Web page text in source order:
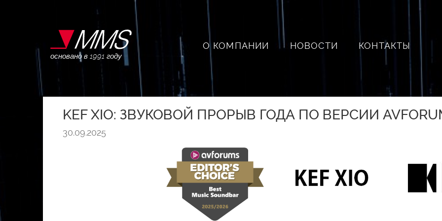
основано в 1991 году
О КОМПАНИИ НОВОСТИ КОНТАКТЫ
KEF XIO: ЗВУКОВОЙ ПРОРЫВ ГОДА ПО ВЕРСИИ
30.09.2025